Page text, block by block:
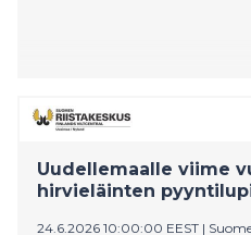
Uudellemaalle viime
hirvieläinten
24.6.2026 10:00:00 EEST |